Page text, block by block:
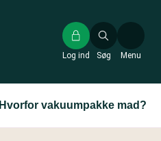
Søg
Log ind Menu
Hvorfor vakuumpakke mad?